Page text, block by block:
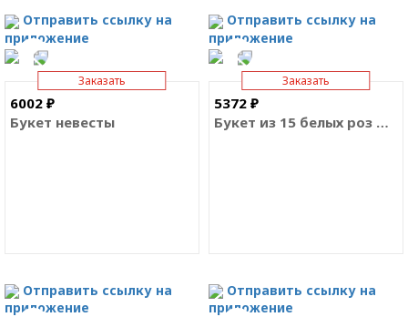
Отправить ссылку на
приложение
Отправить ссылку на
приложение
Заказать
5372 ₽
Букет из 15 белых роз Премиум
Отправить ссылку на
приложение
Заказать
6002 ₽
Букет невесты
Отправить ссылку на
приложение